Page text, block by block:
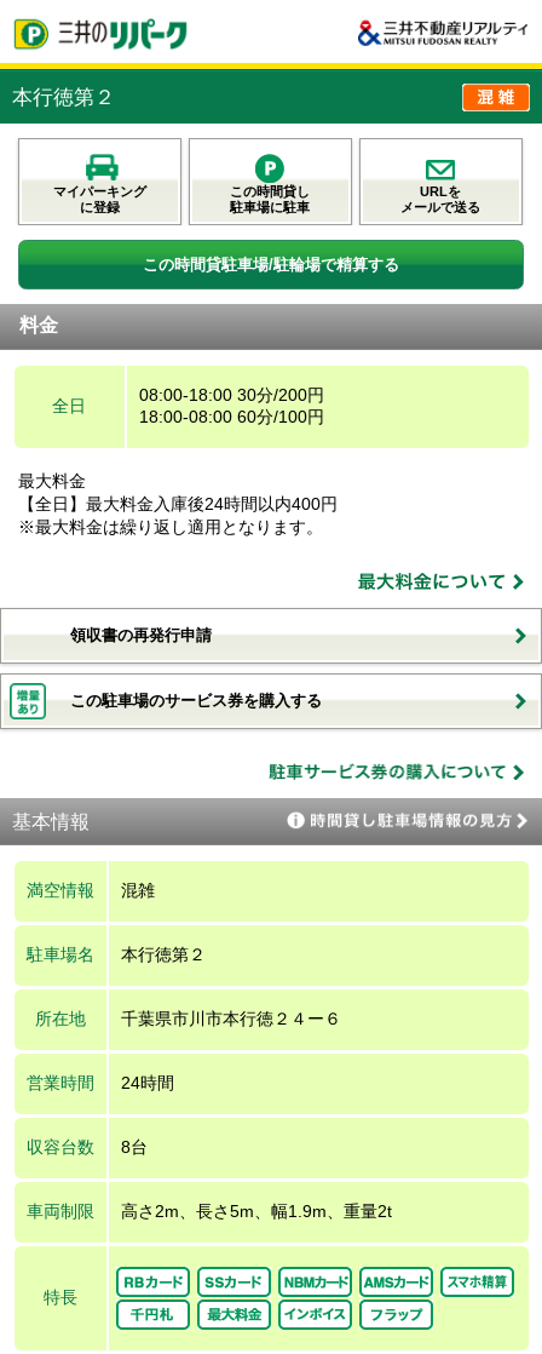
本行徳第２
マイパーキング
に登録
この時間貸し
駐車場に駐車
URLを
メールで送る
この時間貸駐車場/駐輪場で精算する
料金
全日
08:00-18:00 30分/200円
18:00-08:00 60分/100円
最大料金
【全日】最大料金入庫後24時間以内400円
※最大料金は繰り返し適用となります。
領収書の再発行申請
この駐車場のサービス券を購入する
基本情報
満空情報 混雑
駐車場名 本行徳第２
所在地 千葉県市川市本行徳２４ー６
営業時間 24時間
収容台数 8台
車両制限 高さ2m、長さ5m、幅1.9m、重量2t
特長